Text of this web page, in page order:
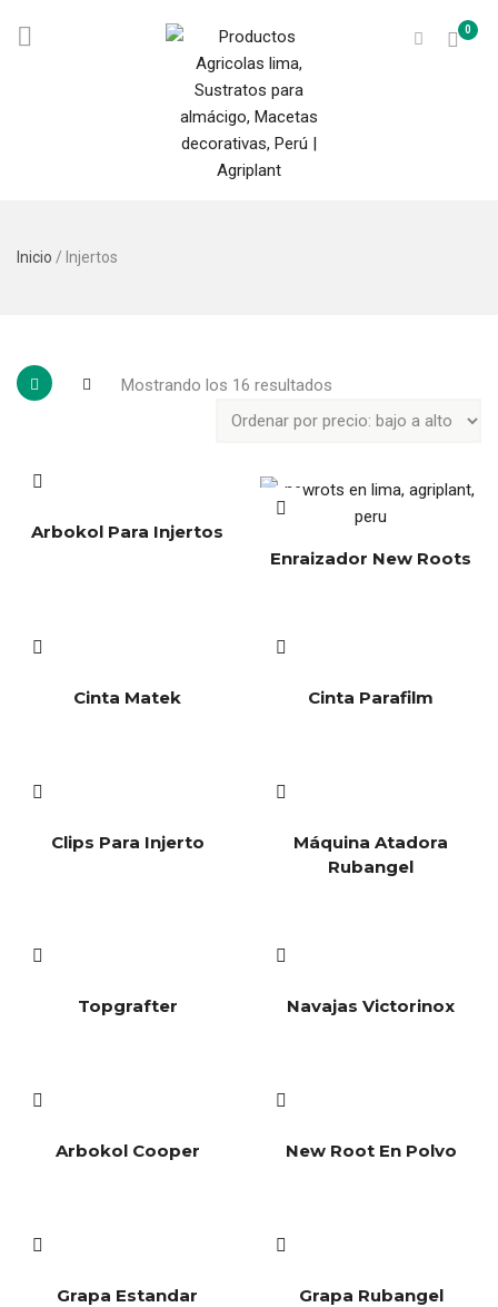
0
Inicio / Injertos
Mostrando los 16 resultados
Arbokol Para Injertos
Enraizador New Roots
Cinta Matek Cinta Parafilm
Clips Para Injerto
Máquina Atadora
Rubangel
Topgrafter Navajas Victorinox
Arbokol Cooper New Root En Polvo
Grapa Estandar Grapa Rubangel